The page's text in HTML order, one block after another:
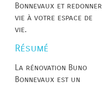
Bonnevaux et redonner
vie à votre espace de
vie.
Résumé
La rénovation Buno
Bonnevaux est un